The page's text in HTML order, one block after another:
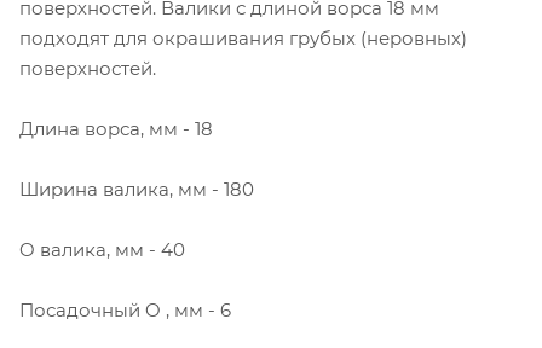
поверхностей. Валики с длиной ворса 18 мм
подходят для окрашивания грубых (неровных)
поверхностей.
Длина ворса, мм - 18
Ширина валика, мм - 180
O валика, мм - 40
Посадочный O , мм - 6